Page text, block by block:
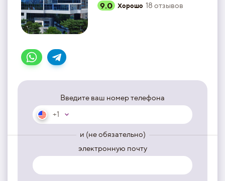
9.0
Хорошо 18 отзывов
Введите ваш номер телефона
+1
и (не обязательно)
электронную почту